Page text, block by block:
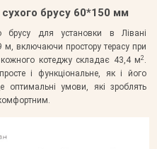
брусу 60*150 мм
брусу для установки в Лівані
м, включаючи простору терасу при
котеджу складає 43,4 м2 .
і функціональне, як і його
оптимальні умови, які зроблять